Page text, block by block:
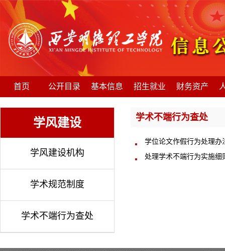
首页 公开目录 基本信息 招生就业 财务资产
学风建设
学风建设机构
学术规范制度
学术不端行为查处
学术不端行为查处
学位论文作假行为处理办
处理学术不端行为实施细